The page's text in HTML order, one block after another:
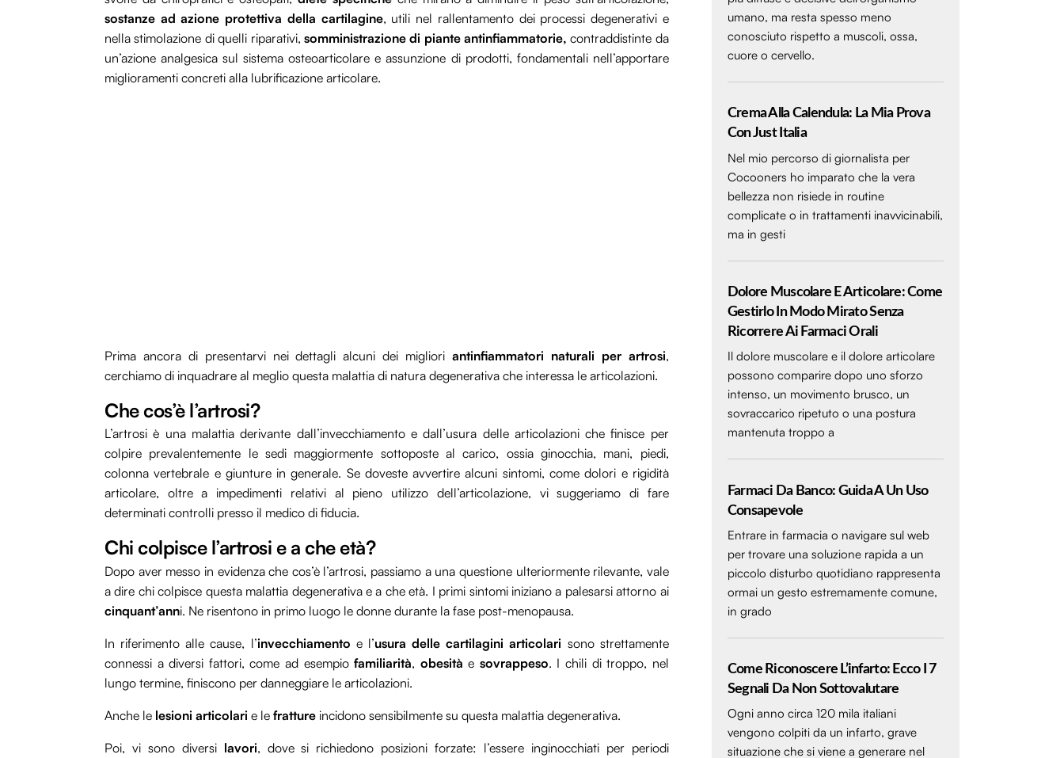
sostanze ad azione protettiva della cartilagine, utili nel rallentamento dei processi degenerativi e
nella stimolazione di quelli riparativi, somministrazione di piante antinfiammatorie, contraddistinte da
un’azione analgesica sul sistema osteoarticolare e assunzione di prodotti, fondamentali nell’apportare
miglioramenti concreti alla lubrificazione articolare.
Prima ancora di presentarvi nei dettagli alcuni dei miglioriantinfiammatori naturali per artrosi,
cerchiamo di inquadrare al meglio questa malattia di natura degenerativa che interessa le articolazioni.
Che cos’è l’artrosi?
L’artrosi è una malattia derivante dall’invecchiamento e dall’usura delle articolazioni che finisce per
colpire prevalentemente le sedi maggiormente sottoposte al carico, ossia ginocchia, mani, piedi,
colonna vertebrale e giunture in generale. Se doveste avvertire alcuni sintomi, come dolori e rigidità
articolare, oltre a impedimenti relativi al pieno utilizzo dell’articolazione, vi suggeriamo di fare
determinati controlli presso il medico di fiducia.
Chi colpisce l’artrosi e a che età?
Dopo aver messo in evidenza che cos’è l’artrosi, passiamo a una questione ulteriormente rilevante, vale
a dire chi colpisce questa malattia degenerativa e a che età. I primi sintomi iniziano a palesarsi attorno ai
cinquant’anni. Ne risentono in primo luogo le donne durante la fase post-menopausa.
In riferimento alle cause, l’invecchiamento e l’usura delle cartilagini articolari sono strettamente
connessi a diversi fattori, come ad esempiofamiliarità, obesità e sovrappeso. I chili di troppo, nel
lungo termine, finiscono per danneggiare le articolazioni.
Anche le lesioni articolari e le fratture incidono sensibilmente su questa malattia degenerativa.
Poi, vi sono diversi lavori, dove si richiedono posizioni forzate: l’essere inginocchiati per periodi
umano, ma resta spesso meno
conosciuto rispetto a muscoli, ossa,
cuore o cervello.
Crema Alla Calendula: La Mia Prova
Con Just Italia
Nel mio percorso di giornalista per
Cocooners ho imparato che la vera
bellezza non risiede in routine
complicate o in trattamenti inavvicinabili,
ma in gesti
Dolore Muscolare E Articolare: Come
Gestirlo In Modo Mirato Senza
Ricorrere Ai Farmaci Orali
Il dolore muscolare e il dolore articolare
possono comparire dopo uno sforzo
intenso, un movimento brusco, un
sovraccarico ripetuto o una postura
mantenuta troppo a
Farmaci Da Banco: Guida A Un Uso
Consapevole
Entrare in farmacia o navigare sul web
per trovare una soluzione rapida a un
piccolo disturbo quotidiano rappresenta
ormai un gesto estremamente comune,
in grado
Come Riconoscere L’infarto: Ecco I 7
Segnali Da Non Sottovalutare
Ogni anno circa 120 mila italiani
vengono colpiti da un infarto, grave
situazione che si viene a generare nel